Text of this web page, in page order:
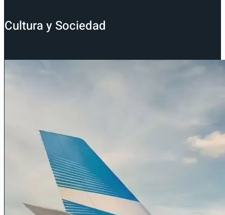
Cultura y Sociedad